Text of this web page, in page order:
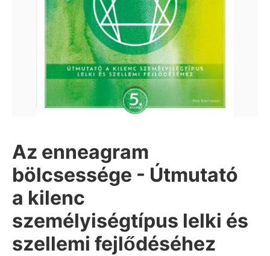
Az enneagram
bölcsessége - Útmutató
a kilenc
személyiségtípus lelki és
szellemi fejlődéséhez